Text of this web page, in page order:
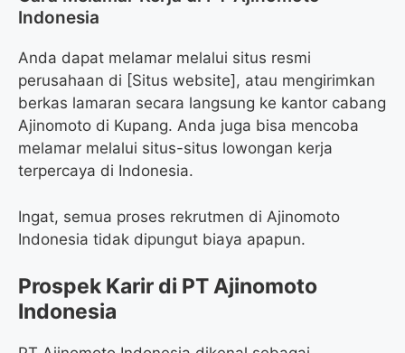
Indonesia
Anda dapat melamar melalui situs resmi
perusahaan di [Situs website], atau mengirimkan
berkas lamaran secara langsung ke kantor cabang
Ajinomoto di Kupang. Anda juga bisa mencoba
melamar melalui situs-situs lowongan kerja
terpercaya di Indonesia.
Ingat, semua proses rekrutmen di Ajinomoto
Indonesia tidak dipungut biaya apapun.
Prospek Karir di PT Ajinomoto
Indonesia